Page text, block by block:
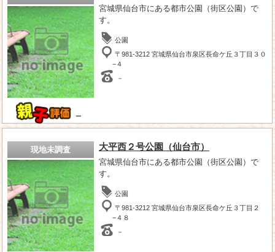
－
宮城県仙台市にある都市公園（街区公園）で
す。
公園
〒981-3212 宮城県仙台市泉区長命ケ丘３丁目３０
−４
－
現地未調査 大平西２号公園（仙台市）
宮城県仙台市にある都市公園（街区公園）で
す。
公園
〒981-3212 宮城県仙台市泉区長命ケ丘３丁目２
−４８
－